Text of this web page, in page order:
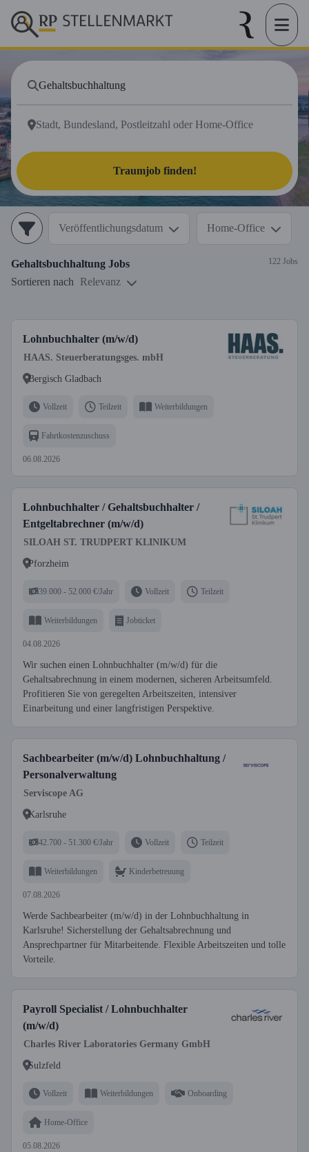
Traumjob finden!
Veröffentlichungsdatum Home-Office
Gehaltsbuchhaltung Jobs 122 Jobs
Sortieren nach Relevanz
Lohnbuchhalter (m/w/d)
HAAS. Steuerberatungsges. mbH
Bergisch Gladbach
Vollzeit Teilzeit Weiterbildungen
Fahrtkostenzuschuss
06.08.2026
Lohnbuchhalter / Gehaltsbuchhalter /
Entgeltabrechner (m/w/d)
SILOAH ST. TRUDPERT KLINIKUM
Pforzheim
39.000 - 52.000 €/Jahr Vollzeit Teilzeit
Weiterbildungen Jobticket
04.08.2026
Wir suchen einen Lohnbuchhalter (m/w/d) für die
Gehaltsabrechnung in einem modernen, sicheren Arbeitsumfeld.
Profitieren Sie von geregelten Arbeitszeiten, intensiver
Einarbeitung und einer langfristigen Perspektive.
Sachbearbeiter (m/w/d) Lohnbuchhaltung /
Personalverwaltung
Serviscope AG
Karlsruhe
42.700 - 51.300 €/Jahr Vollzeit Teilzeit
Weiterbildungen Kinderbetreuung
07.08.2026
Werde Sachbearbeiter (m/w/d) in der Lohnbuchhaltung in
Karlsruhe! Sicherstellung der Gehaltsabrechnung und
Ansprechpartner für Mitarbeitende. Flexible Arbeitszeiten und tolle
Vorteile.
Payroll Specialist / Lohnbuchhalter
(m/w/d)
Charles River Laboratories Germany GmbH
Sulzfeld
Vollzeit Weiterbildungen Onboarding
Home-Office
05.08.2026